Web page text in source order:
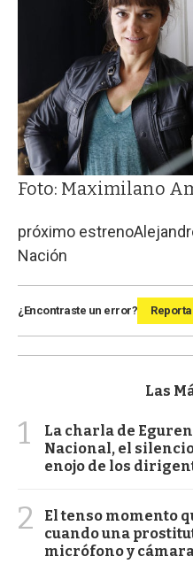
Foto: Maximilano
próximo estreno
Nación
¿Encontraste un error?
Las
1
La charla de
Nacional, el
enojo de los
2
El tenso momento
cuando una
micrófono y